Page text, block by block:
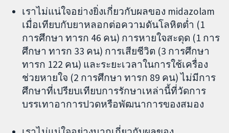
เราไม่แน่ใจอย่างยิ่งเกี่ยวกับผลของ midazolam
เมื่อเทียบกับยาหลอกต่อความดันโลหิตต่ำ (1
การศึกษา ทารก 46 คน) การหายใจสะดุด (1 การ
ศึกษา ทารก 33 คน) การเสียชีวิต (3 การศึกษา
ทารก 122 คน) และระยะเวลาในการใช้เครื่อง
ช่วยหายใจ (2 การศึกษา ทารก 89 คน) ไม่มีการ
ศึกษาที่เปรียบเทียบการรักษาเหล่านี้ที่วัดการ
บรรเทาอาการปวดหรือพัฒนาการของสมอง